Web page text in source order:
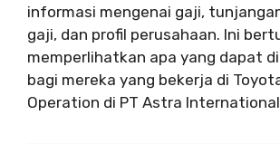
informasi mengenai gaji,
gaji, dan profil perusahaan. Ini
memperlihatkan apa yang dapat
bagi mereka yang bekerja di
Operation di PT Astra